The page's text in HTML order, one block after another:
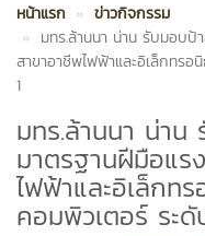
หน้าแรก
ข่าวกิจกรรม
มทร.ล้านนา น่าน รับมอบ
สาขาอาชีพไฟฟ้าและอิเล็กทรอ
1
มทร.ล้านนา น่า
มาตรฐานฝีมือแร
ไฟฟ้าและอิเล็กท
คอมพิวเตอร์ ระดั